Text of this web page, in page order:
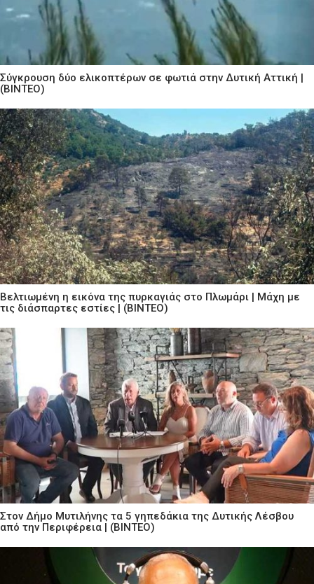
Σύγκρουση δύο ελικοπτέρων σε φωτιά στην Δυτική Αττική |
(ΒΙΝΤΕΟ)
Βελτιωμένη η εικόνα της πυρκαγιάς στο Πλωμάρι | Μάχη με
τις διάσπαρτες εστίες | (ΒΙΝΤΕΟ)
Στον Δήμο Μυτιλήνης τα 5 γηπεδάκια της Δυτικής Λέσβου
από την Περιφέρεια | (ΒΙΝΤΕΟ)